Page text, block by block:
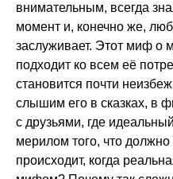
внимательным, всегда
момент и, конечно же,
заслуживает. Этот миф о
подходит ко всем её
становится почти
слышим его в сказках, в
с друзьями, где
мерилом того, что
происходит, когда